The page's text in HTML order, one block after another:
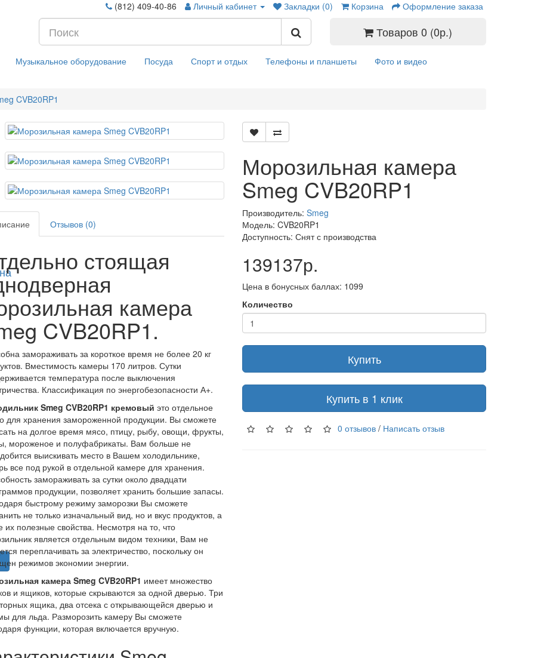
(812) 409-40-86 Личный кабинет Закладки (0) Корзина Оформление заказа
Товаров 0 (0р.)
Музыкальное оборудование Посуда Спорт и отдых Телефоны и планшеты Фото и видео
CVB20RP1
Отзывов (0)
стоящая
камера
CVB20RP1.
замораживать за короткое время не более 20 кг
Вместимость камеры 170 литров. Сутки
температура после выключения
Классификация по энергобезопасности А+.
Smeg CVB20RP1 кремовый это отдельное
для хранения замороженной продукции. Вы сможете
на долгое время мясо, птицу, рыбу, овощи, фрукты,
мороженое и полуфабрикаты. Вам больше не
выискивать место в Вашем холодильнике,
все под рукой в отдельной камере для хранения.
замораживать за сутки около двадцати
продукции, позволяет хранить большие запасы.
быстрому режиму заморозки Вы сможете
не только изначальный вид, но и вкус продуктов, а
их полезные свойства. Несмотря на то, что
является отдельным видом техники, Вам не
переплачивать за электричество, поскольку он
режимов экономии энергии.
камера Smeg CVB20RP1 имеет множество
и ящиков, которые скрываются за одной дверью. Три
ящика, два отсека с открывающейся дверью и
для льда. Разморозить камеру Вы сможете
функции, которая включается вручную.
Морозильная камера
Smeg CVB20RP1
Производитель:Smeg
Модель: CVB20RP1
Доступность: Снят с производства
139137р.
Цена в бонусных баллах: 1099
Количество
Купить
Купить в 1 клик
0 отзывов / Написать отзыв